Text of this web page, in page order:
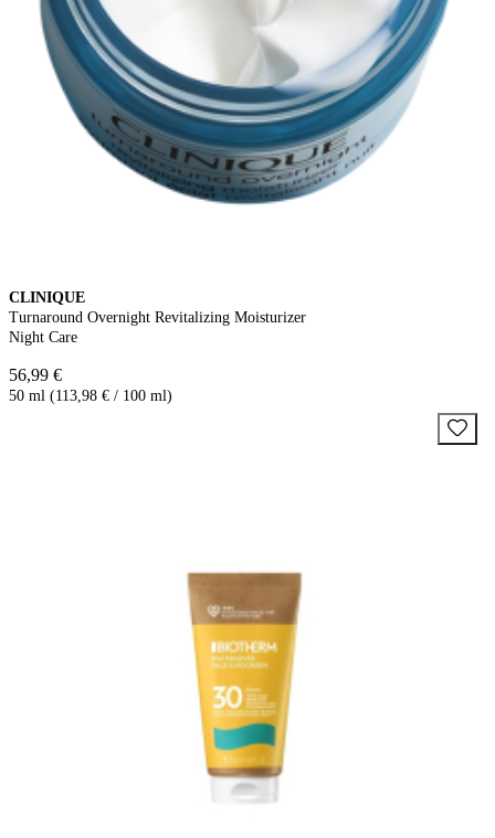
CLINIQUE
Turnaround Overnight Revitalizing Moisturizer
Night Care
56,99 €
50 ml (113,98 € / 100 ml)